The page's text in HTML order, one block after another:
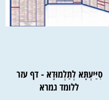
סִיַּיעְתָּא לְתַלְמוּדָא - דף עזר
ללומד גמרא